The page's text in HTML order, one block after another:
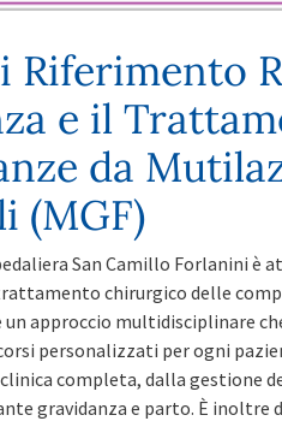
Riferimento
e il
da
(MGF)
San Camillo Forlanini
chirurgico delle
approccio multidisciplinare
personalizzati per ogni
completa, dalla gestione
gravidanza e parto. È inoltre